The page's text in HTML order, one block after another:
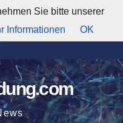
Sie bitte unserer
Informationen OK